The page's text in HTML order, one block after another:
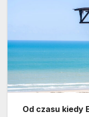
Od czasu kiedy